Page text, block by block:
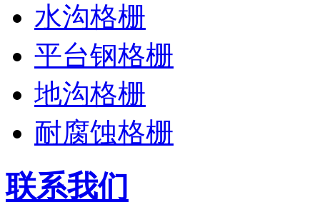
水沟格栅
平台钢格栅
地沟格栅
耐腐蚀格栅
联系我们